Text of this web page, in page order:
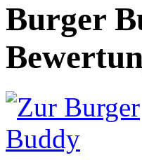
Burger